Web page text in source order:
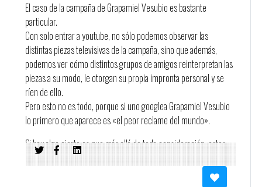
El caso de la campaña de Grapamiel Vesubio es bastante
particular.
Con solo entrar a youtube, no sólo podemos observar las
distintas piezas televisivas de la campaña, sino que además,
podemos ver cómo distintos grupos de amigos reinterpretan las
piezas a su modo, le otorgan su propia impronta personal y se
ríen de ello.
Pero esto no es todo, porque si uno googlea Grapamiel Vesubio
lo primero que aparece es «el peor reclame del mundo».
Si hay algo cierto es que más allá de toda consideración, estos
comerciales no pasan desapercibidos, ni en Uruguay ni en el